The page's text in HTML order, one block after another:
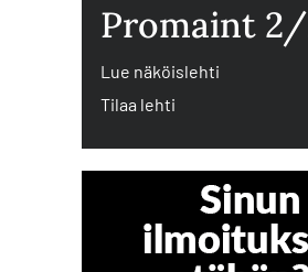
Promaint
Lue näköislehti
Tilaa lehti